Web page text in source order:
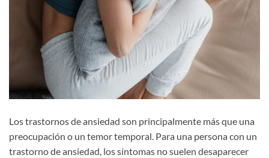
Los trastornos de ansiedad son principalmente más que una
preocupación o un temor temporal. Para una persona con un
trastorno de ansiedad, los síntomas no suelen desaparecer